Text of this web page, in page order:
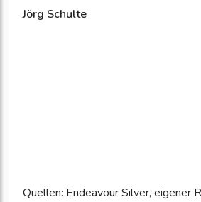
Jörg Schulte
Quellen: Endeavour Silver, eigener